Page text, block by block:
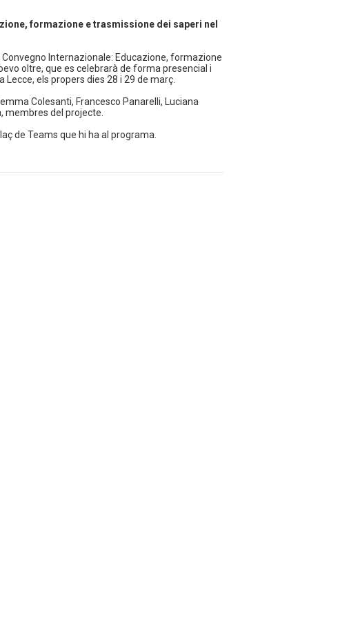
formazione e trasmissione dei saperi nel
Internazionale: Educazione, formazione
oltre, que es celebrarà de forma presencial i
Lecce, els propers dies 28 i 29 de març.
Colesanti, Francesco Panarelli, Luciana
membres del projecte.
de Teams que hi ha al programa.